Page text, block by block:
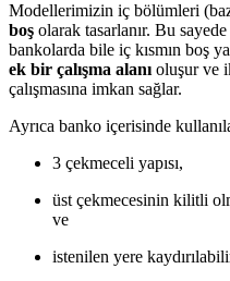
Modellerimizin iç bölümleri
boş olarak tasarlanır. Bu
bankolarda bile iç kısmın boş
ek bir çalışma alanı oluşur ve
çalışmasına imkan sağlar.
Ayrıca banko içerisinde
3 çekmeceli yapısı,
üst çekmecesinin kilitli
ve
istenilen yere